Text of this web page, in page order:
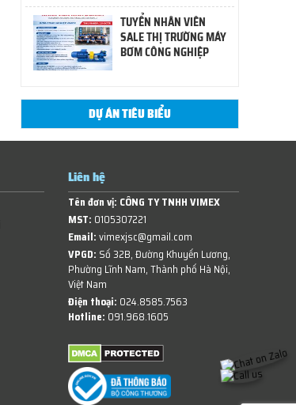
TUYỂN NHÂN VIÊN
SALE THỊ TRƯỜNG MÁY
BƠM CÔNG NGHIỆP
DỰ ÁN TIÊU BIỂU
Liên hệ
Tên đơn vị: CÔNG TY TNHH VIMEX
MST: 0105307221
Email:vimexjsc@gmail.com
VPGD: Số 32B, Đường Khuyến Lương,
Phường Lĩnh Nam, Thành phố Hà Nội,
Việt Nam
Điện thoại: 024.8585.7563
Hotline: 091.968.1605